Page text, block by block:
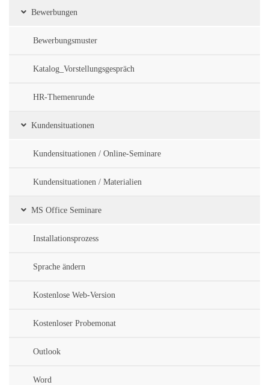
Bewerbungen
Bewerbungsmuster
Katalog_Vorstellungsgespräch
HR-Themenrunde
Kundensituationen
Kundensituationen / Online-Seminare
Kundensituationen / Materialien
MS Office Seminare
Installationsprozess
Sprache ändern
Kostenlose Web-Version
Kostenloser Probemonat
Outlook
Word